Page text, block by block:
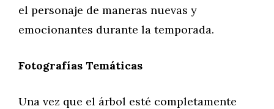
el personaje de maneras nuevas y
emocionantes durante la temporada.
Fotografías Temáticas
Una vez que el árbol esté completamente